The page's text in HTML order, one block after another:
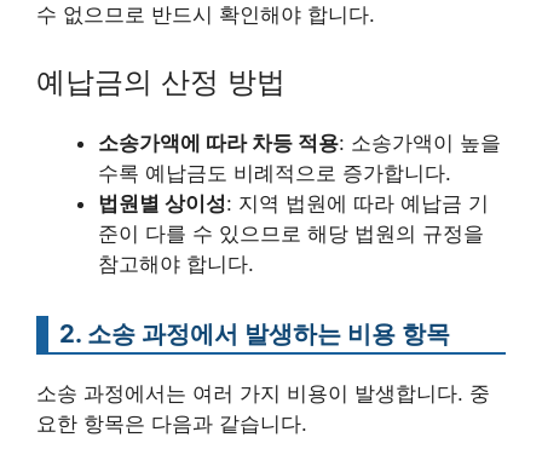
수 없으므로 반드시 확인해야 합니다.
예납금의 산정 방법
소송가액에 따라 차등 적용: 소송가액이 높을
수록 예납금도 비례적으로 증가합니다.
법원별 상이성: 지역 법원에 따라 예납금 기
준이 다를 수 있으므로 해당 법원의 규정을
참고해야 합니다.
2. 소송 과정에서 발생하는 비용 항목
소송 과정에서는 여러 가지 비용이 발생합니다. 중
요한 항목은 다음과 같습니다.